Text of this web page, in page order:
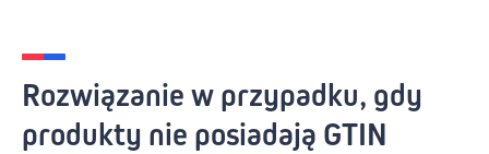
Rozwiązanie w przypadku, gdy
produkty nie posiadają GTIN